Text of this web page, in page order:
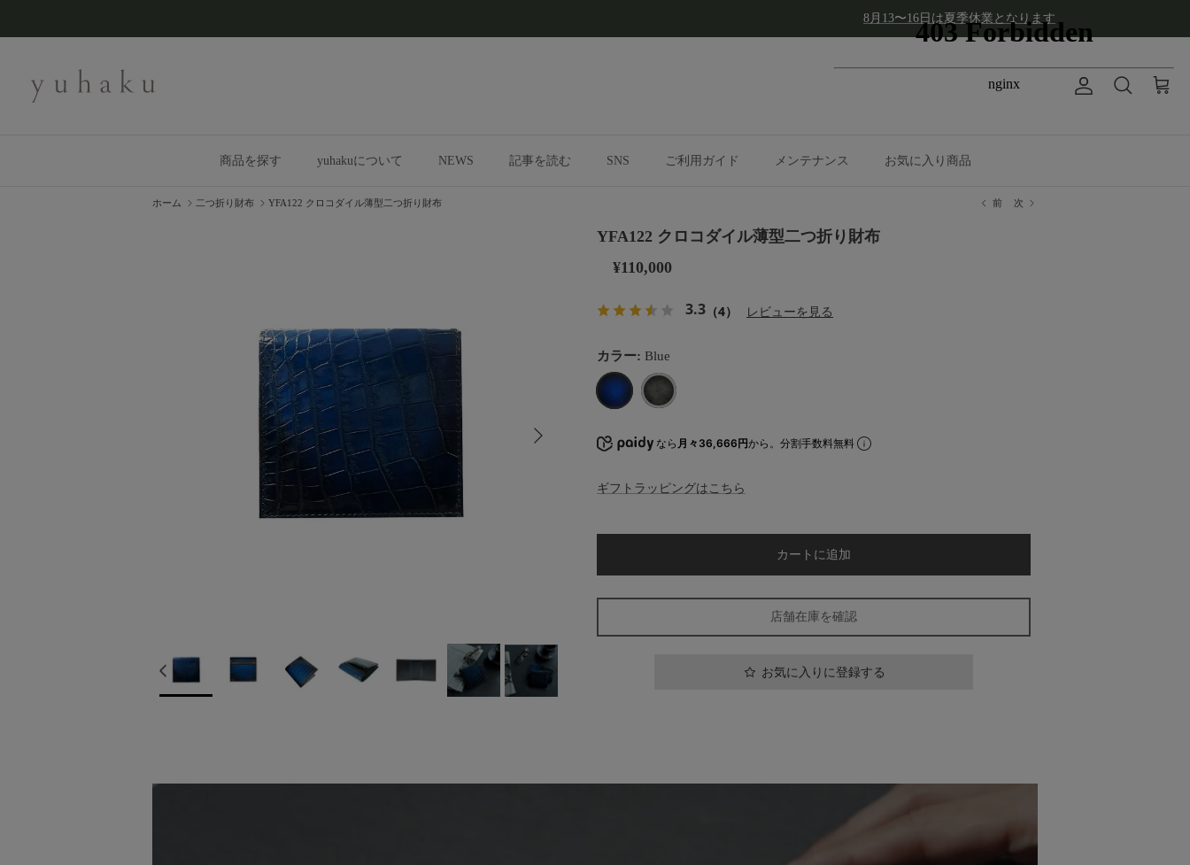
8月13〜16日は夏季休業となります
アカウント
検索 カート
商品を探す yuhakuについて NEWS 記事を読む SNS ご利用ガイド メンテナンス お気に入り商品
ホーム 二つ折り財布 YFA122 クロコダイル薄型二つ折り財布 前 次
YFA122 クロコダイル薄型二つ折り財布
¥110,000
3.3 （4） レビューを見る
カラー: Blue
なら 月々36,666円から。分割手数料無料
ギフトラッピングはこちら
カートに追加
店舗在庫を確認
お気に入りに登録する